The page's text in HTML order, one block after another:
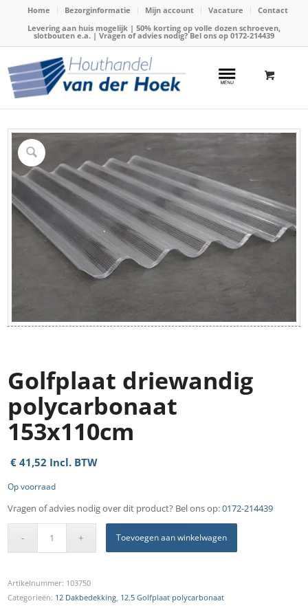
Home Bezorginformatie Mijn account Vacature
Contact
Levering aan huis mogelijk | 50% korting op volle dozen schroeven,
slotbouten e.a. | Vragen of advies nodig? Bel ons op 0172-214439
Home / Webshop / Dakbedekking / Golfplaat polycarbonaat /
Golfplaat driewandig polycarbonaat 153x110cm
Golfplaat driewandig
polycarbonaat
153x110cm
€ 41,52 Incl. BTW
Op voorraad
Vragen of advies nodig over dit product? Bel ons op:0172-214439
Toevoegen aan winkelwagen
Artikelnummer: 103750
Categorieën: 12 Dakbedekking 12.5 Golfplaat polycarbonaat